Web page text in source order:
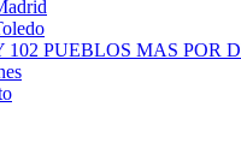
102 PUEBLOS MAS POR